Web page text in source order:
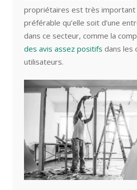
propriétaires est très
préférable qu’elle soit d’une
dans ce secteur, comme la
des avis assez positifs dans les
utilisateurs.